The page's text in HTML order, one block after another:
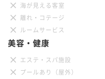
海が見える客室
離れ・コテージ
ルームサービス
美容・健康
エステ・スパ施設
プールあり（屋外）